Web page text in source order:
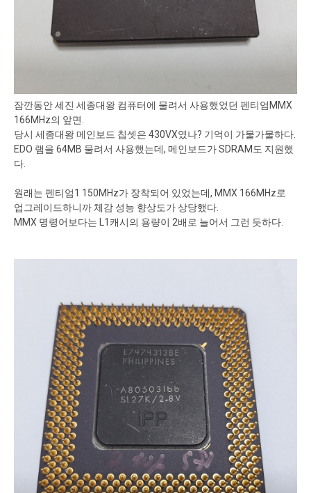
잠깐동안 세진 세종대왕 컴퓨터에 물려서 사용했었던 펜티엄MMX
166MHz의 앞면.
당시 세종대왕 메인보드 칩셋은 430VX였나? 기억이 가물가물하다.
EDO 램을 64MB 물려서 사용했는데, 메인보드가 SDRAM도 지원했
다.
원래는 펜티엄1 150MHz가 장착되어 있었는데, MMX 166MHz로
업그레이드하니까 체감 성능 향상도가 상당했다.
MMX 명령어보다는 L1캐시의 용량이 2배로 늘어서 그런 듯하다.